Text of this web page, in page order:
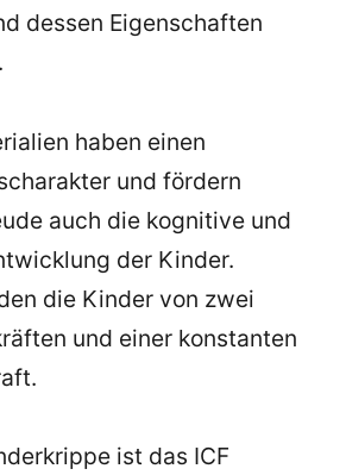
dessen Eigenschaften
haben einen
und fördern
auch die kognitive und
der Kinder.
die Kinder von zwei
und einer konstanten
ist das ICF